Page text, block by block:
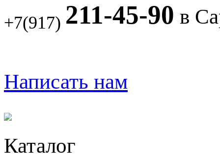
+7(917) 211-45-90 в
Написать нам
Каталог